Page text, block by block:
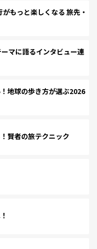
もっと楽しくなる 旅先・
マに語るインタビュー連
地球の歩き方が選ぶ2026
賢者の旅テクニック